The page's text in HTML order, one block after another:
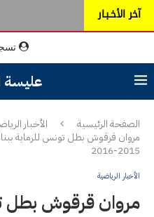
آخر الأخـبـار
عليسة
الصفحة الرئيسية
الأخبار
مروان قرقوش بطل تونس للرماية
2015-2016
الأخبار الرياضية
مروان قرقوش بطل